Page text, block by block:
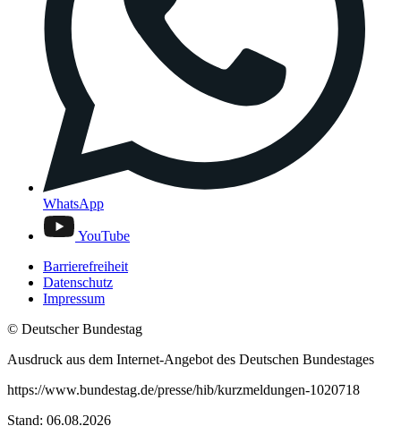
WhatsApp
YouTube
Barrierefreiheit
Datenschutz
Impressum
© Deutscher Bundestag
Ausdruck aus dem Internet-Angebot des Deutschen Bundestages
https://www.bundestag.de/presse/hib/kurzmeldungen-1020718
Stand: 06.08.2026